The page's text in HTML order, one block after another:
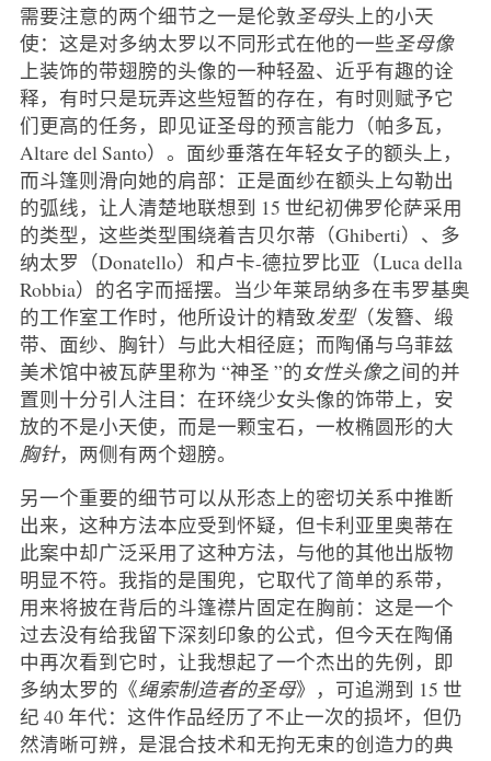
需要注意的两个细节之一是伦敦圣母头上的小天
使：这是对多纳太罗以不同形式在他的一些圣母像
上装饰的带翅膀的头像的一种轻盈、近乎有趣的诠
释，有时只是玩弄这些短暂的存在，有时则赋予它
们更高的任务，即见证圣母的预言能力（帕多瓦，
Altare del Santo）。面纱垂落在年轻女子的额头上，
而斗篷则滑向她的肩部：正是面纱在额头上勾勒出
的弧线，让人清楚地联想到 15 世纪初佛罗伦萨采用
的类型，这些类型围绕着吉贝尔蒂（Ghiberti）、多
纳太罗（Donatello）和卢卡-德拉罗比亚（Luca della
Robbia）的名字而摇摆。当少年莱昂纳多在韦罗基奥
的工作室工作时，他所设计的精致发型（发簪、缎
带、面纱、胸针）与此大相径庭；而陶俑与乌菲兹
美术馆中被瓦萨里称为 “神圣 ”的女性头像之间的并
置则十分引人注目：在环绕少女头像的饰带上，安
放的不是小天使，而是一颗宝石，一枚椭圆形的大
胸针，两侧有两个翅膀。
另一个重要的细节可以从形态上的密切关系中推断
出来，这种方法本应受到怀疑，但卡利亚里奥蒂在
此案中却广泛采用了这种方法，与他的其他出版物
明显不符。我指的是围兜，它取代了简单的系带，
用来将披在背后的斗篷襟片固定在胸前：这是一个
过去没有给我留下深刻印象的公式，但今天在陶俑
中再次看到它时，让我想起了一个杰出的先例，即
多纳太罗的《绳索制造者的圣母》，可追溯到 15 世
纪 40 年代：这件作品经历了不止一次的损坏，但仍
然清晰可辨，是混合技术和无拘无束的创造力的典